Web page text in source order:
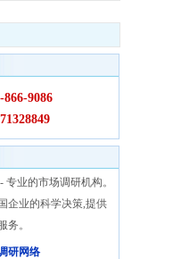
866-9086
专业的市场调研机构。
企业的科学决策,提供
务。
研网络